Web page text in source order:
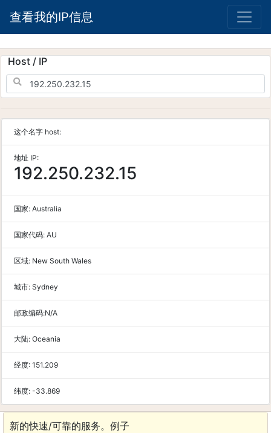
查看我的IP信息
Host / IP
这个名字 host:
地址 IP:
192.250.232.15
国家: Australia
国家代码: AU
区域: New South Wales
城市: Sydney
邮政编码:N/A
大陆: Oceania
经度: 151.209
纬度: -33.869
新的快速/可靠的服务。例子